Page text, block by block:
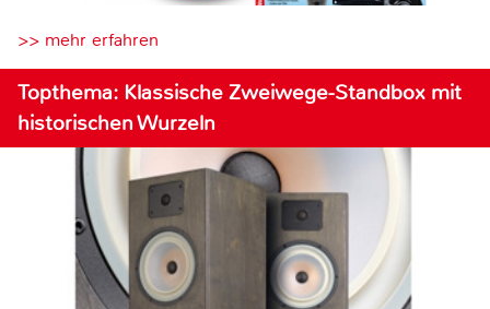
>> mehr erfahren
Topthema: Klassische Zweiwege-Standbox mit
historischen Wurzeln